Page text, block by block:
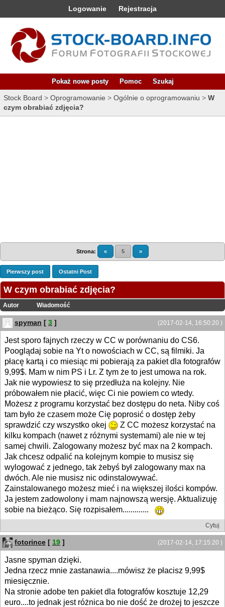
Logowanie Rejestracja
Pokaż nowe posty Pomoc Szukaj
Stock Board > Oprogramowanie > Ogólnie o oprogramowaniu > W
czym obrabiać zdjęcia?
Strona: « 5 »
Pierwszy post Ostatni Post
W czym obrabiać zdjęcia?
Autor Wiadomość
(2017-02-14, 16:50:20 )
spyman [ 3 ]
Jest sporo fajnych rzeczy w CC w porównaniu do CS6.
Pooglądaj sobie na Yt o nowościach w CC, są filmiki. Ja
płacę kartą i co miesiąc mi pobierają za pakiet dla fotografów
9,99$. Mam w nim PS i Lr. Z tym że to jest umowa na rok.
Jak nie wypowiesz to się przedłuża na kolejny. Nie
próbowałem nie płacić, więc Ci nie powiem co wtedy.
Możesz z programu korzystać bez dostępu do neta. Niby coś
tam było że czasem może Cię poprosić o dostęp żeby
sprawdzić czy wszystko okej
Z CC możesz korzystać na
kilku kompach (nawet z różnymi systemami) ale nie w tej
samej chwili. Zalogowany możesz być max na 2 kompach.
Jak chcesz odpalić na kolejnym kompie to musisz się
wylogować z jednego, tak żebyś był zalogowany max na
dwóch. Ale nie musisz nic odinstalowywać.
Zainstalowanego możesz mieć i na większej ilości kompów.
Ja jestem zadowolony i mam najnowszą wersję. Aktualizuję
sobie na bieżąco. Się rozpisałem.............
Cytuj
(2017-02-14, 17:15:20 )
fotorince [ 19 ]
Jasne spyman dzięki.
Jedna rzecz mnie zastanawia....mówisz że płacisz 9,99$
miesięcznie.
Na stronie adobe ten pakiet dla fotografów kosztuje 12,29
euro....to jednak jest różnica bo nie dość że drożej to jeszcze